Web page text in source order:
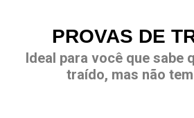
PROVAS DE
Ideal para você que sabe
traído, mas não